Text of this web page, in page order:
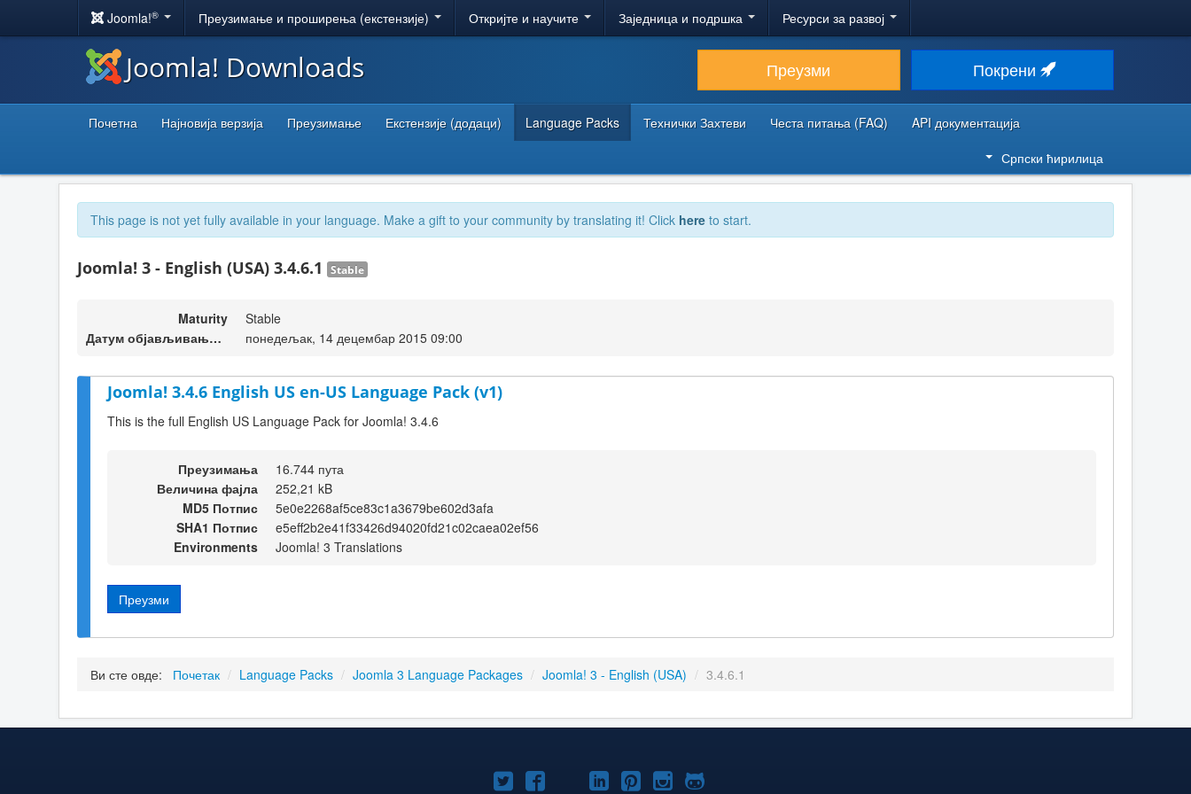
Joomla!® Преузимање и проширења (екстензије) Откријте и научите Заједница и подршка Ресурси за развој
Joomla! Downloads Преузми Покрени
Почетна Најновија верзија Преузимање Екстензије (додаци) Language Packs Технички Захтеви Честа питања (FAQ)
API документација
Српски ћирилица
This page is not yet fully available in your language. Make a gift to your community by translating it! Click here to start.
Joomla! 3 - English (USA) 3.4.6.1 Stable
Maturity
Stable
Датум објављивања верзије
понедељак, 14 децембар 2015 09:00
Joomla! 3.4.6 English US en-US Language Pack (v1)
This is the full English US Language Pack for Joomla! 3.4.6
Преузимања
16.744 пута
Величина фајла
252,21 kB
MD5 Потпис
5e0e2268af5ce83c1a3679be602d3afa
SHA1 Потпис
e5eff2b2e41f33426d94020fd21c02caea02ef56
Environments
Joomla! 3 Translations
Преузми
Ви сте овде: Почетак / Language Packs / Joomla 3 Language Packages / Joomla! 3 - English (USA) / 3.4.6.1
Joomla!Joomla!Joomla!
Joomla!Joomla!
Joomla!Joomla!